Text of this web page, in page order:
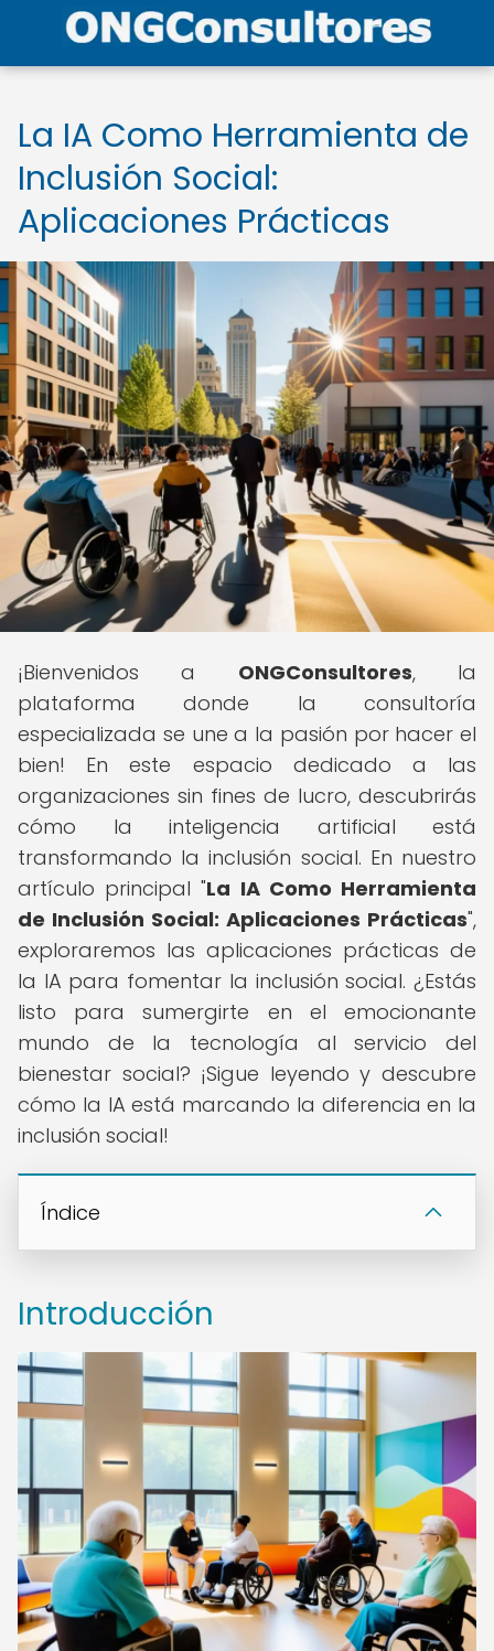
La IA Como Herramienta de
Inclusión Social:
Aplicaciones Prácticas
¡Bienvenidos a ONGConsultores, la
plataforma donde la consultoría
especializada se une a la pasión por hacer el
bien! En este espacio dedicado a las
organizaciones sin fines de lucro, descubrirás
cómo la inteligencia artificial está
transformando la inclusión social. En nuestro
artículo principal "La IA Como Herramienta
de Inclusión Social: Aplicaciones Prácticas",
exploraremos las aplicaciones prácticas de
la IA para fomentar la inclusión social. ¿Estás
listo para sumergirte en el emocionante
mundo de la tecnología al servicio del
bienestar social? ¡Sigue leyendo y descubre
cómo la IA está marcando la diferencia en la
inclusión social!
Índice
Introducción